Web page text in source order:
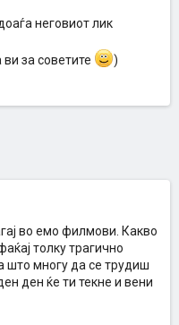
неговиот лик
за советите
)
во емо филмови. Какво
толку трагично
што многу да се трудиш
ден ќе ти текне и вени